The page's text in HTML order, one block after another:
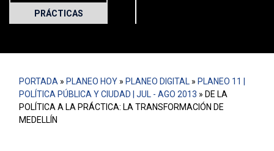
PRÁCTICAS
PORTADA » PLANEO HOY » PLANEO DIGITAL » PLANEO 11 |
POLÍTICA PÚBLICA Y CIUDAD | JUL - AGO 2013 » DE LA
POLÍTICA A LA PRÁCTICA: LA TRANSFORMACIÓN DE
MEDELLÍN